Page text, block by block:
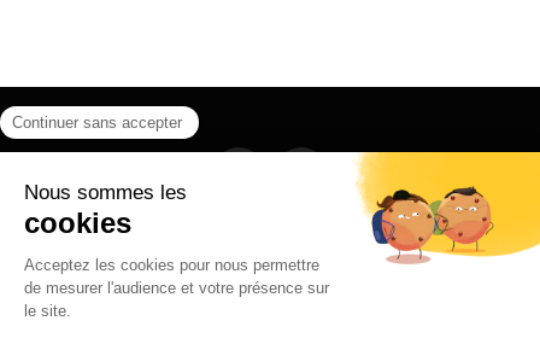
Instagram
CONTACT
POLITIQUE DE CONFIDENTIALITÉ